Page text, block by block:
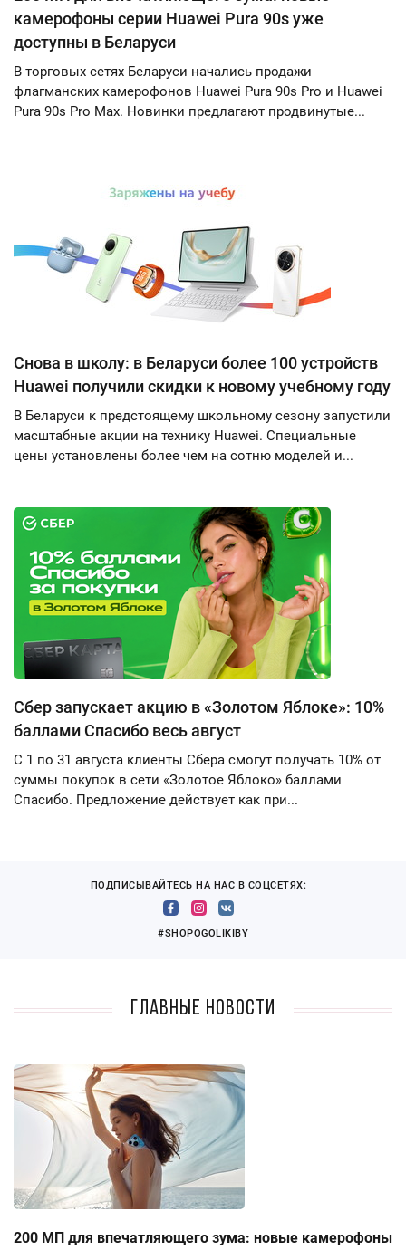
камерофоны серии Huawei Pura 90s уже
доступны в Беларуси
В торговых сетях Беларуси начались продажи
флагманских камерофонов Huawei Pura 90s Pro и Huawei
Pura 90s Pro Max. Новинки предлагают продвинутые...
Снова в школу: в Беларуси более 100 устройств
Huawei получили скидки к новому учебному году
В Беларуси к предстоящему школьному сезону запустили
масштабные акции на технику Huawei. Специальные
цены установлены более чем на сотню моделей и...
Сбер запускает акцию в «Золотом Яблоке»: 10%
баллами Спасибо весь август
С 1 по 31 августа клиенты Сбера смогут получать 10% от
суммы покупок в сети «Золотое Яблоко» баллами
Спасибо. Предложение действует как при...
ПОДПИСЫВАЙТЕСЬ НА НАС В СОЦСЕТЯХ:
#SHOPOGOLIKIBY
Главные новости
200 МП для впечатляющего зума: новые камерофоны